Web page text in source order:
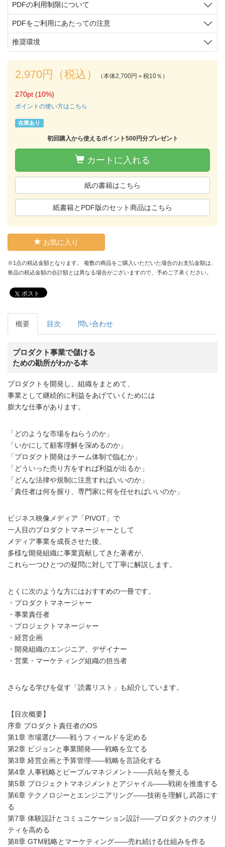
PDFの利用制限について
PDFをご利用にあたっての注意
推奨環境
2,970円（税込） （本体2,700円＋税10％）
270pt (10%)
ポイントの使い方はこちら
在庫あり
初回購入から使えるポイント500円分プレゼント
カートに入れる
紙の書籍はこちら
紙書籍とPDF版のセット商品はこちら
お気に入り
※1点の税込金額となります。 複数の商品をご購入いただいた場合のお支払金額は、
単品の税込金額の合計額とは異なる場合がございますので、予めご了承ください。
ポスト
概要 目次 問い合わせ
プロダクト事業で儲ける
ための勘所がわかる本
プロダクトを開発し、組織をまとめて、
事業として継続的に利益をあげていくためには
膨大な仕事があります。
「どのような市場をねらうのか」
「いかにして顧客理解を深めるのか」
「プロダクト開発はチーム体制で臨むか」
「どういった売り方をすれば利益が出るか」
「どんな法律や規制に注意すればいいのか」
「責任者は何を握り、専門家に何を任せればいいのか」
ビジネス映像メディア「PIVOT」で
一人目のプロダクトマネージャーとして
メディア事業を成長させた後、
多様な開発組織に事業貢献してきた著者が、
これら一つひとつの疑問に対して丁寧に解説します。
とくに次のような方にはおすすめの一冊です。
・プロダクトマネージャー
・事業責任者
・プロジェクトマネージャー
・経営企画
・開発組織のエンジニア、デザイナー
・営業・マーケティング組織の担当者
さらなる学びを促す「読書リスト」も紹介しています。
【目次概要】
序章 プロダクト責任者のOS
第1章 市場選び――戦うフィールドを定める
第2章 ビジョンと事業開発――戦略を立てる
第3章 経営企画と予算管理――戦略を言語化する
第4章 人事戦略とピープルマネジメント――兵站を整える
第5章 プロジェクトマネジメントとアジャイル――戦術を推進する
第6章 テクノロジーとエンジニアリング――技術を理解し武器にす
る
第7章 体験設計とコミュニケーション設計――プロダクトのクオリ
ティを高める
第8章 GTM戦略とマーケティング――売れ続ける仕組みを作る